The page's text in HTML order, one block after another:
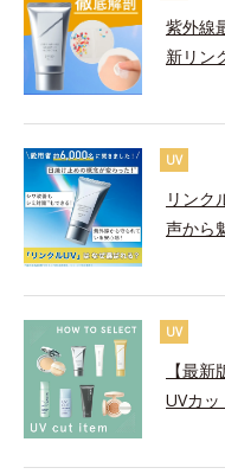
紫外線
新リン
UV
リンク
声から
UV
【最
UVカ